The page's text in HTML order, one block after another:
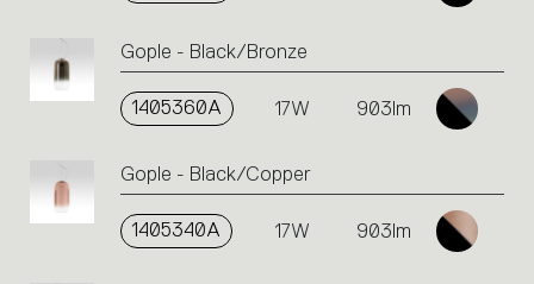
icons
to
action.
Gople - Black/Bronze
1405360A 17W 903lm
Gople - Black/Copper
1405340A 17W 903lm